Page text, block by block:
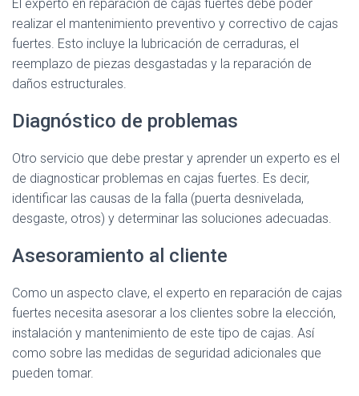
El experto en reparación de cajas fuertes debe poder
realizar el mantenimiento preventivo y correctivo de cajas
fuertes. Esto incluye la lubricación de cerraduras, el
reemplazo de piezas desgastadas y la reparación de
daños estructurales.
Diagnóstico de problemas
Otro servicio que debe prestar y aprender un experto es el
de diagnosticar problemas en cajas fuertes. Es decir,
identificar las causas de la falla (puerta desnivelada,
desgaste, otros) y determinar las soluciones adecuadas.
Asesoramiento al cliente
Como un aspecto clave, el experto en reparación de cajas
fuertes necesita asesorar a los clientes sobre la elección,
instalación y mantenimiento de este tipo de cajas. Así
como sobre las medidas de seguridad adicionales que
pueden tomar.